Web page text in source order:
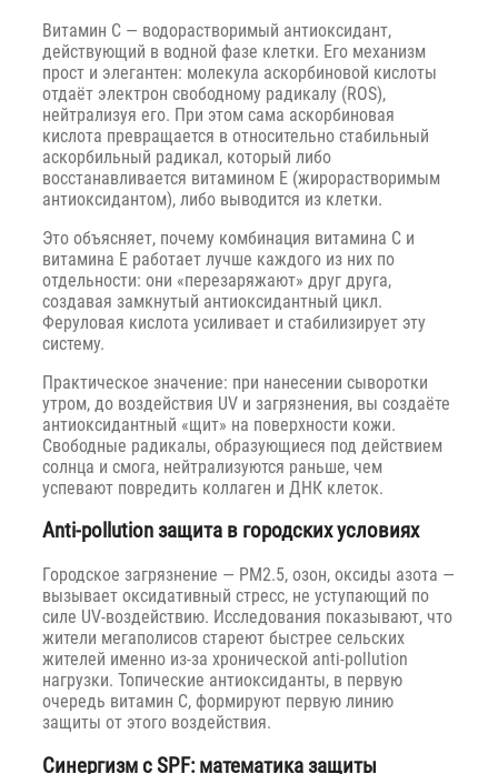
Витамин C — водорастворимый антиоксидант,
действующий в водной фазе клетки. Его механизм
прост и элегантен: молекула аскорбиновой кислоты
отдаёт электрон свободному радикалу (ROS),
нейтрализуя его. При этом сама аскорбиновая
кислота превращается в относительно стабильный
аскорбильный радикал, который либо
восстанавливается витамином E (жирорастворимым
антиоксидантом), либо выводится из клетки.
Это объясняет, почему комбинация витамина C и
витамина E работает лучше каждого из них по
отдельности: они «перезаряжают» друг друга,
создавая замкнутый антиоксидантный цикл.
Феруловая кислота усиливает и стабилизирует эту
систему.
Практическое значение: при нанесении сыворотки
утром, до воздействия UV и загрязнения, вы создаёте
антиоксидантный «щит» на поверхности кожи.
Свободные радикалы, образующиеся под действием
солнца и смога, нейтрализуются раньше, чем
успевают повредить коллаген и ДНК клеток.
Anti-pollution защита в городских условиях
Городское загрязнение — PM2.5, озон, оксиды азота —
вызывает оксидативный стресс, не уступающий по
силе UV-воздействию. Исследования показывают, что
жители мегаполисов стареют быстрее сельских
жителей именно из-за хронической anti-pollution
нагрузки. Топические антиоксиданты, в первую
очередь витамин C, формируют первую линию
защиты от этого воздействия.
Синергизм с SPF: математика защиты